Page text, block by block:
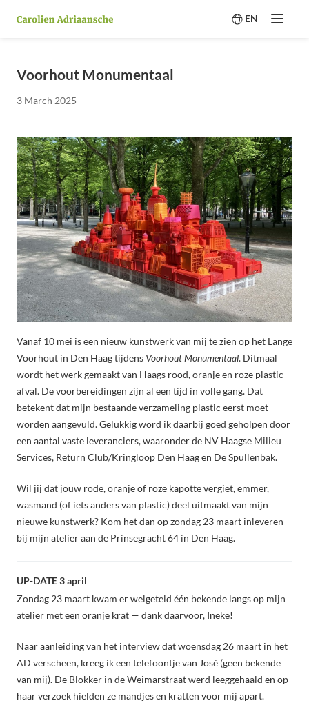
Menu
EN
Switch
Voorhout Monumentaal
3 March 2025
Vanaf 10 mei is een nieuw kunstwerk van mij te zien op het Lange
Voorhout in Den Haag tijdens Voorhout Monumentaal. Ditmaal
wordt het werk gemaakt van Haags rood, oranje en roze plastic
afval. De voorbereidingen zijn al een tijd in volle gang. Dat
betekent dat mijn bestaande verzameling plastic eerst moet
worden aangevuld. Gelukkig word ik daarbij goed geholpen door
een aantal vaste leveranciers, waaronder de NV Haagse Milieu
Services, Return Club/Kringloop Den Haag en De Spullenbak.
Wil jij dat jouw rode, oranje of roze kapotte vergiet, emmer,
wasmand (of iets anders van plastic) deel uitmaakt van mijn
nieuwe kunstwerk? Kom het dan op zondag 23 maart inleveren
bij mijn atelier aan de Prinsegracht 64 in Den Haag.
UP-DATE 3 april
Zondag 23 maart kwam er welgeteld één bekende langs op mijn
atelier met een oranje krat — dank daarvoor, Ineke!
Naar aanleiding van het interview dat woensdag 26 maart in het
AD verscheen, kreeg ik een telefoontje van José (geen bekende
van mij). De Blokker in de Weimarstraat werd leeggehaald en op
haar verzoek hielden ze mandjes en kratten voor mij apart.